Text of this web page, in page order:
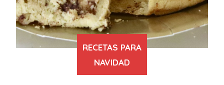
RECETAS PARA
NAVIDAD